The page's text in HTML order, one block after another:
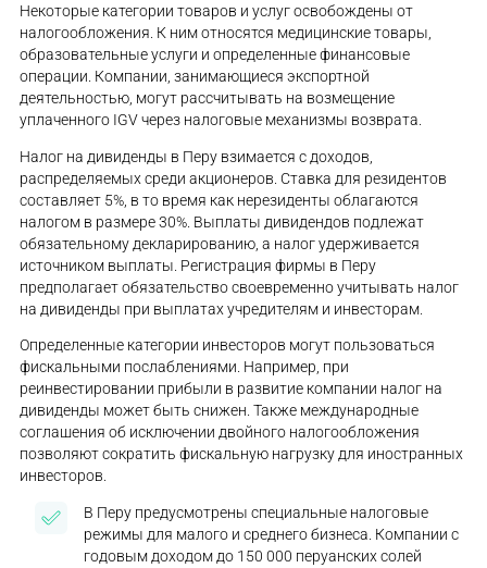
Некоторые категории товаров и услуг освобождены от
налогообложения. К ним относятся медицинские товары,
образовательные услуги и определенные финансовые
операции. Компании, занимающиеся экспортной
деятельностью, могут рассчитывать на возмещение
уплаченного IGV через налоговые механизмы возврата.
Налог на дивиденды в Перу взимается с доходов,
распределяемых среди акционеров. Ставка для резидентов
составляет 5%, в то время как нерезиденты облагаются
налогом в размере 30%. Выплаты дивидендов подлежат
обязательному декларированию, а налог удерживается
источником выплаты. Регистрация фирмы в Перу
предполагает обязательство своевременно учитывать налог
на дивиденды при выплатах учредителям и инвесторам.
Определенные категории инвесторов могут пользоваться
фискальными послаблениями. Например, при
реинвестировании прибыли в развитие компании налог на
дивиденды может быть снижен. Также международные
соглашения об исключении двойного налогообложения
позволяют сократить фискальную нагрузку для иностранных
инвесторов.
В Перу предусмотрены специальные налоговые
режимы для малого и среднего бизнеса. Компании с
годовым доходом до 150 000 перуанских солей